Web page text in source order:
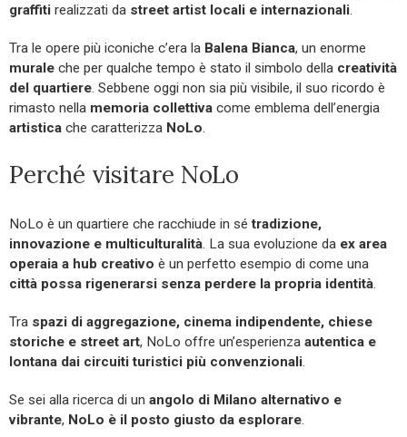
graffiti realizzati da street artist locali e internazionali.
Tra le opere più iconiche c’era la Balena Bianca, un enorme
murale che per qualche tempo è stato il simbolo della creatività
del quartiere. Sebbene oggi non sia più visibile, il suo ricordo è
rimasto nella memoria collettiva come emblema dell’energia
artistica che caratterizza NoLo.
Perché visitare NoLo
NoLo è un quartiere che racchiude in sétradizione,
innovazione e multiculturalità. La sua evoluzione da ex area
operaia a hub creativo è un perfetto esempio di come una
città possa rigenerarsi senza perdere la propria identità.
Tra spazi di aggregazione, cinema indipendente, chiese
storiche e street art, NoLo offre un’esperienza autentica e
lontana dai circuiti turistici più convenzionali.
Se sei alla ricerca di un angolo di Milano alternativo e
vibrante, NoLo è il posto giusto da esplorare.